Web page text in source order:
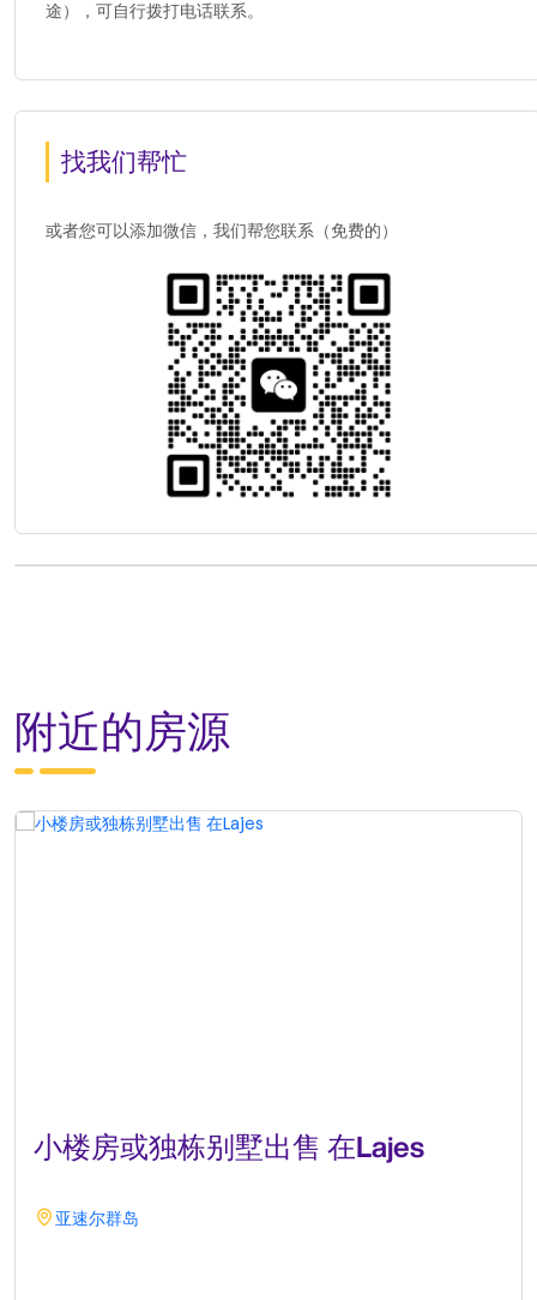
途），可自行拨打电话联系。
找我们帮忙
或者您可以添加微信，我们帮您联系（免费的）
附近的房源
小楼房或独栋别墅出售 在Lajes
亚速尔群岛